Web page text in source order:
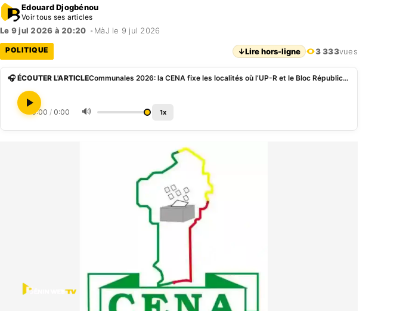
Edouard Djogbénou
Voir tous ses articles
Le 9 jul 2026 à 20:20 • MàJ le 9 jul 2026
POLITIQUE ↓Lire hors-ligne 3 333vues
🎧 ÉCOUTER L'ARTICLE Communales 2026: la CENA fixe les localités où l’UP-R et le Bloc Républicain désigneront les chefs de village et de quartier
0:00 / 0:00 🔊 1x